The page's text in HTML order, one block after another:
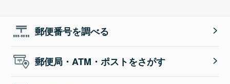
郵便番号を調べる
郵便局・ATM・ポストをさがす